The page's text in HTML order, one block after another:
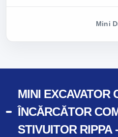
Mini
MINI EXCAVATOR
ÎNCĂRCĂTOR
STIVUITOR RIPPA